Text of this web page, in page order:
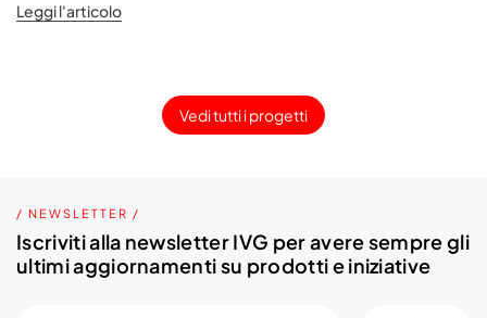
Leggi l'articolo
Vedi tutti i progetti
/ NEWSLETTER /
Iscriviti alla newsletter IVG per avere sempre gli
ultimi aggiornamenti su prodotti e iniziative